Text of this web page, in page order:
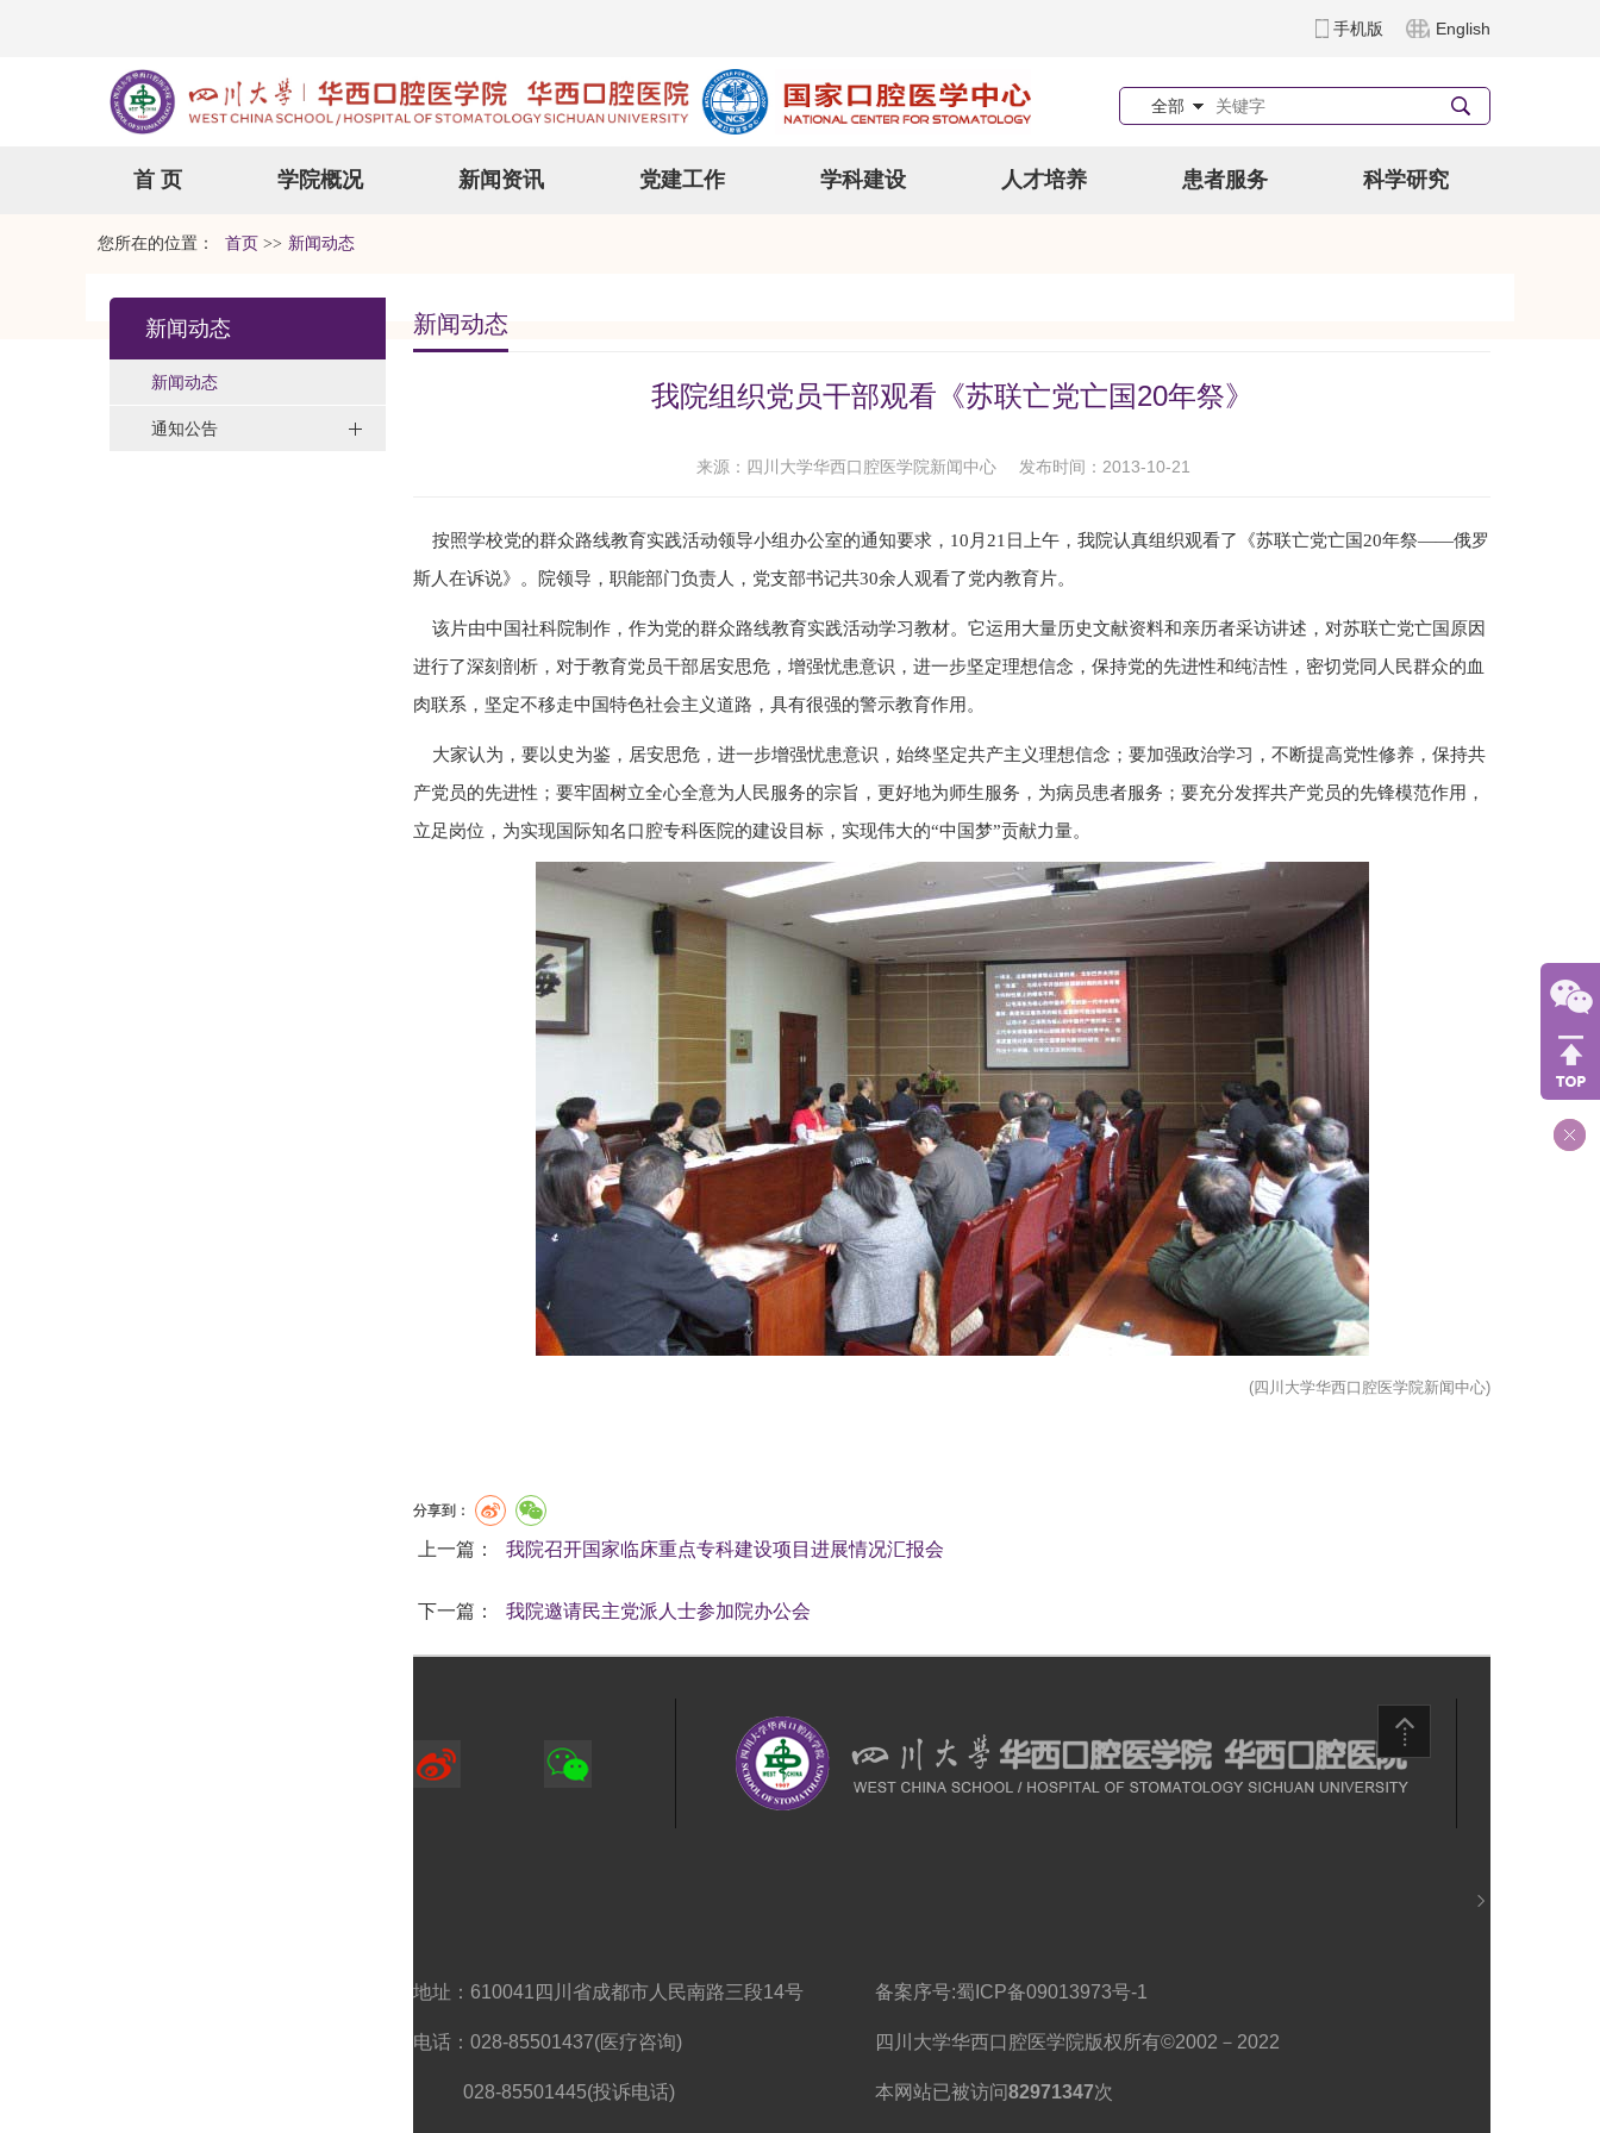
手机版 English
全部
首 页 学院概况 新闻资讯 党建工作 学科建设 人才培养 患者服务 科学研究
您所在的位置： 首页 >> 新闻动态
新闻动态
新闻动态
通知公告
新闻动态
我院组织党员干部观看《苏联亡党亡国20年祭》
来源：四川大学华西口腔医学院新闻中心 发布时间：2013-10-21
按照学校党的群众路线教育实践活动领导小组办公室的通知要求，10月21日上午，我院认真组织观看了《苏联亡党亡国20年祭——俄罗
斯人在诉说》。院领导，职能部门负责人，党支部书记共30余人观看了党内教育片。
该片由中国社科院制作，作为党的群众路线教育实践活动学习教材。它运用大量历史文献资料和亲历者采访讲述，对苏联亡党亡国原因
进行了深刻剖析，对于教育党员干部居安思危，增强忧患意识，进一步坚定理想信念，保持党的先进性和纯洁性，密切党同人民群众的血
肉联系，坚定不移走中国特色社会主义道路，具有很强的警示教育作用。
大家认为，要以史为鉴，居安思危，进一步增强忧患意识，始终坚定共产主义理想信念；要加强政治学习，不断提高党性修养，保持共
产党员的先进性；要牢固树立全心全意为人民服务的宗旨，更好地为师生服务，为病员患者服务；要充分发挥共产党员的先锋模范作用，
立足岗位，为实现国际知名口腔专科医院的建设目标，实现伟大的“中国梦”贡献力量。
(四川大学华西口腔医学院新闻中心)
分享到：
上一篇： 我院召开国家临床重点专科建设项目进展情况汇报会
下一篇： 我院邀请民主党派人士参加院办公会
地址：610041四川省成都市人民南路三段14号
电话：028-85501437(医疗咨询)
028-85501445(投诉电话)
备案序号:蜀ICP备09013973号-1
四川大学华西口腔医学院版权所有©2002－2022
本网站已被访问82971347次